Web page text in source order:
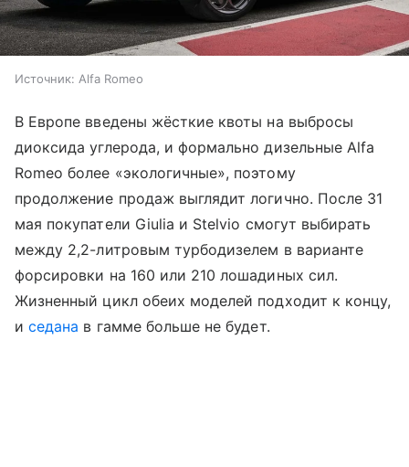
Источник: Alfa Romeo
В Европе введены жёсткие квоты на выбросы
диоксида углерода, и формально дизельные Alfa
Romeo более «экологичные», поэтому
продолжение продаж выглядит логично. После 31
мая покупатели Giulia и Stelvio смогут выбирать
между 2,2-литровым турбодизелем в варианте
форсировки на 160 или 210 лошадиных сил.
Жизненный цикл обеих моделей подходит к концу,
иседана в гамме больше не будет.